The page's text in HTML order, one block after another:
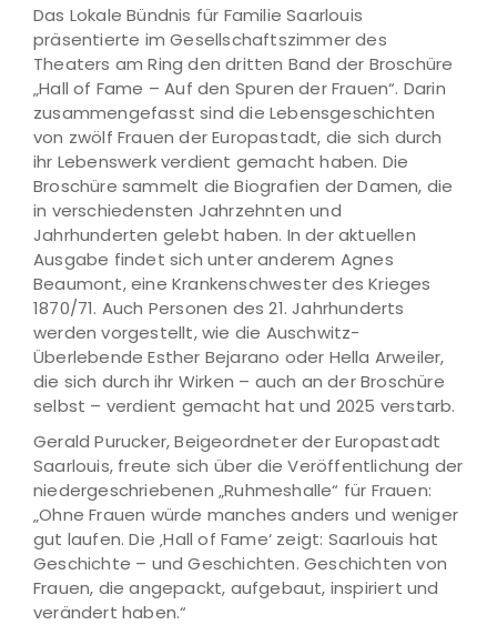
Das Lokale Bündnis für Familie Saarlouis
präsentierte im Gesellschaftszimmer des
Theaters am Ring den dritten Band der Broschüre
„Hall of Fame – Auf den Spuren der Frauen“. Darin
zusammengefasst sind die Lebensgeschichten
von zwölf Frauen der Europastadt, die sich durch
ihr Lebenswerk verdient gemacht haben. Die
Broschüre sammelt die Biografien der Damen, die
in verschiedensten Jahrzehnten und
Jahrhunderten gelebt haben. In der aktuellen
Ausgabe findet sich unter anderem Agnes
Beaumont, eine Krankenschwester des Krieges
1870/71. Auch Personen des 21. Jahrhunderts
werden vorgestellt, wie die Auschwitz-
Überlebende Esther Bejarano oder Hella Arweiler,
die sich durch ihr Wirken – auch an der Broschüre
selbst – verdient gemacht hat und 2025 verstarb.
Gerald Purucker, Beigeordneter der Europastadt
Saarlouis, freute sich über die Veröffentlichung der
niedergeschriebenen „Ruhmeshalle“ für Frauen:
„Ohne Frauen würde manches anders und weniger
gut laufen. Die ‚Hall of Fame‘ zeigt: Saarlouis hat
Geschichte – und Geschichten. Geschichten von
Frauen, die angepackt, aufgebaut, inspiriert und
verändert haben.“